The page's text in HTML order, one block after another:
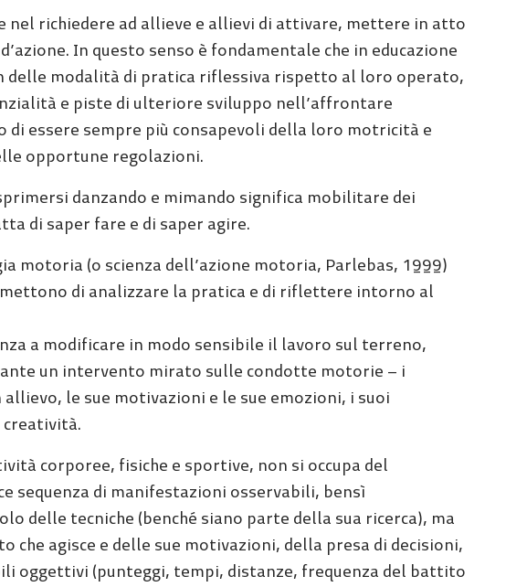
nel richiedere ad allieve e allievi di attivare, mettere in atto
In questo senso è fondamentale che in educazione
delle modalità di pratica riflessiva rispetto al loro operato,
e piste di ulteriore sviluppo nell’affrontare
essere sempre più consapevoli della loro motricità e
opportune regolazioni.
danzando e mimando significa mobilitare dei
di saper fare e di saper agire.
motoria (o scienza dell’azione motoria, Parlebas, 1999)
di analizzare la pratica e di riflettere intorno al
a modificare in modo sensibile il lavoro sul terreno,
un intervento mirato sulle condotte motorie – i
le sue motivazioni e le sue emozioni, i suoi
creatività.
corporee, fisiche e sportive, non si occupa del
sequenza di manifestazioni osservabili, bensì
delle tecniche (benché siano parte della sua ricerca), ma
che agisce e delle sue motivazioni, della presa di decisioni,
oggettivi (punteggi, tempi, distanze, frequenza del battito